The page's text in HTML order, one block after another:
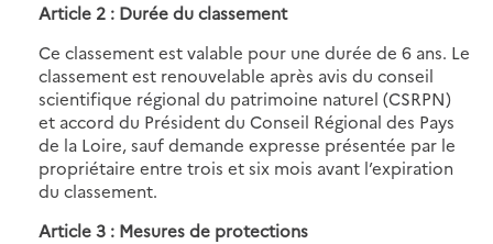
Article 2 : Durée du classement
Ce classement est valable pour une durée de 6 ans. Le
classement est renouvelable après avis du conseil
scientifique régional du patrimoine naturel (CSRPN)
et accord du Président du Conseil Régional des Pays
de la Loire, sauf demande expresse présentée par le
propriétaire entre trois et six mois avant l’expiration
du classement.
Article 3 : Mesures de protections